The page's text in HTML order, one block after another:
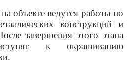
объекте ведутся работы по
конструкций и
завершения этого этапа
к окрашиванию